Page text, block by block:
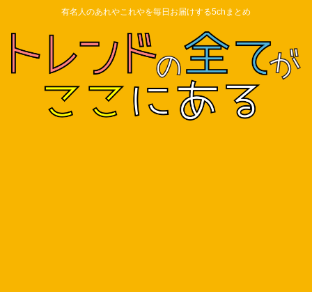
有名人のあれやこれやを毎日お届けする5chまとめ